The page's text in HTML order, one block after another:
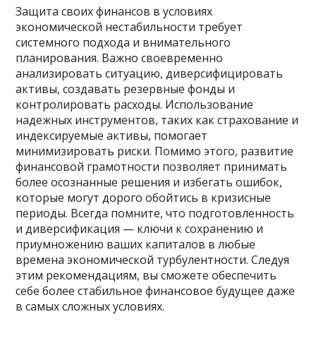
Защита своих финансов в условиях
экономической нестабильности требует
системного подхода и внимательного
планирования. Важно своевременно
анализировать ситуацию, диверсифицировать
активы, создавать резервные фонды и
контролировать расходы. Использование
надежных инструментов, таких как страхование и
индексируемые активы, помогает
минимизировать риски. Помимо этого, развитие
финансовой грамотности позволяет принимать
более осознанные решения и избегать ошибок,
которые могут дорого обойтись в кризисные
периоды. Всегда помните, что подготовленность
и диверсификация — ключи к сохранению и
приумножению ваших капиталов в любые
времена экономической турбулентности. Следуя
этим рекомендациям, вы сможете обеспечить
себе более стабильное финансовое будущее даже
в самых сложных условиях.